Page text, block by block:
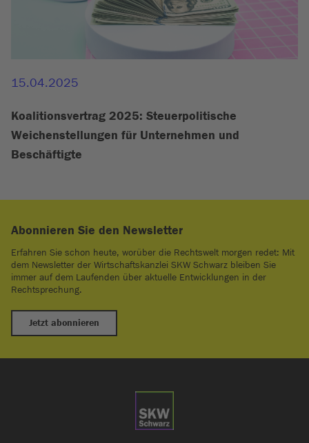
15.04.2025
Koalitionsvertrag 2025: Steuerpolitische
Weichenstellungen für Unternehmen und
Beschäftigte
Abonnieren Sie den Newsletter
Erfahren Sie schon heute, worüber die Rechtswelt morgen redet: Mit
dem Newsletter der Wirtschaftskanzlei SKW Schwarz bleiben Sie
immer auf dem Laufenden über aktuelle Entwicklungen in der
Rechtsprechung.
Jetzt abonnieren